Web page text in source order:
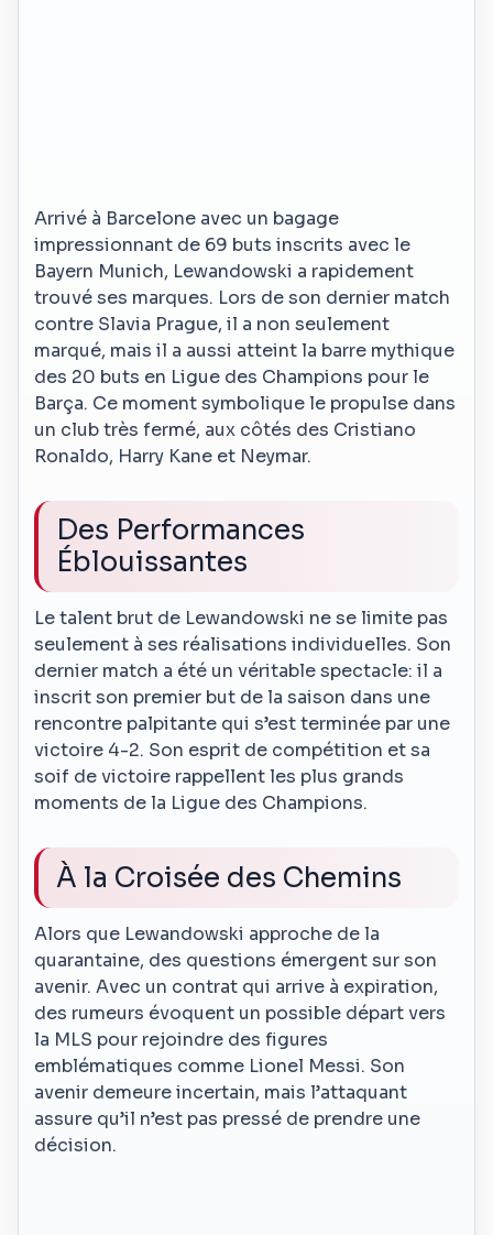
Arrivé à Barcelone avec un bagage
impressionnant de 69 buts inscrits avec le
Bayern Munich, Lewandowski a rapidement
trouvé ses marques. Lors de son dernier match
contre Slavia Prague, il a non seulement
marqué, mais il a aussi atteint la barre mythique
des 20 buts en Ligue des Champions pour le
Barça. Ce moment symbolique le propulse dans
un club très fermé, aux côtés des Cristiano
Ronaldo, Harry Kane et Neymar.
Des Performances
Éblouissantes
Le talent brut de Lewandowski ne se limite pas
seulement à ses réalisations individuelles. Son
dernier match a été un véritable spectacle: il a
inscrit son premier but de la saison dans une
rencontre palpitante qui s’est terminée par une
victoire 4-2. Son esprit de compétition et sa
soif de victoire rappellent les plus grands
moments de la Ligue des Champions.
À la Croisée des Chemins
Alors que Lewandowski approche de la
quarantaine, des questions émergent sur son
avenir. Avec un contrat qui arrive à expiration,
des rumeurs évoquent un possible départ vers
la MLS pour rejoindre des figures
emblématiques comme Lionel Messi. Son
avenir demeure incertain, mais l’attaquant
assure qu’il n’est pas pressé de prendre une
décision.